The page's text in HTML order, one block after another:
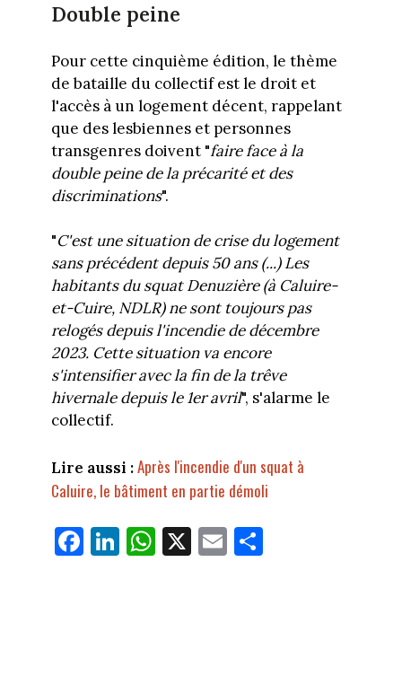
Double peine
Pour cette cinquième édition, le thème
de bataille du collectif est le droit et
l'accès à un logement décent, rappelant
que des lesbiennes et personnes
transgenres doivent "faire face à la
double peine de la précarité et des
discriminations".
"C'est une situation de crise du logement
sans précédent depuis 50 ans (...) Les
habitants du squat Denuzière (à Caluire-
et-Cuire, NDLR) ne sont toujours pas
relogés depuis l'incendie de décembre
2023. Cette situation va encore
s'intensifier avec la fin de la trêve
hivernale depuis le 1er avril", s'alarme le
collectif.
Lire aussi : Après l'incendie d'un squat à
Caluire, le bâtiment en partie démoli
Fa
ce
Li
nk
W
ha
X E
m
Pa